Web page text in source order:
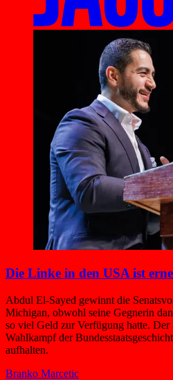
Die Linke in den USA ist
Abdul El-Sayed gewinnt die
Michigan, obwohl seine Gegnerin
so viel Geld zur Verfügung hatte. Der
Wahlkampf der
aufhalten.
Branko Marcetic